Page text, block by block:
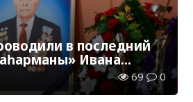
в последний
Ивана
69 0